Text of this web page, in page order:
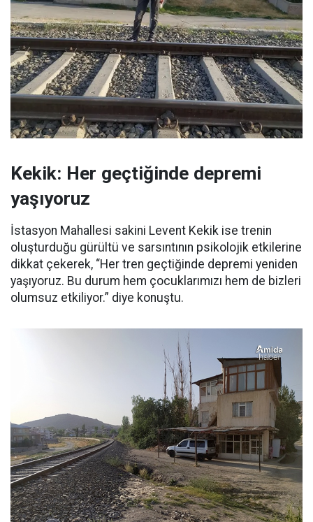
Kekik: Her geçtiğinde depremi
yaşıyoruz
İstasyon Mahallesi sakini Levent Kekik ise trenin
oluşturduğu gürültü ve sarsıntının psikolojik etkilerine
dikkat çekerek, “Her tren geçtiğinde depremi yeniden
yaşıyoruz. Bu durum hem çocuklarımızı hem de bizleri
olumsuz etkiliyor.” diye konuştu.